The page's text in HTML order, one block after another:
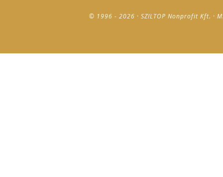
© 1996 - 2026 · SZILTOP Nonprofit Kft. ·